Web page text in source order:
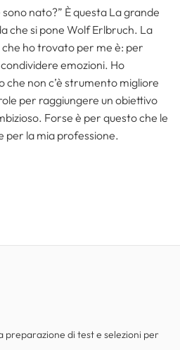
sono nato?” È questa La grande
che si pone Wolf Erlbruch. La
ho trovato per me è: per
emozioni. Ho
che non c’è strumento migliore
per raggiungere un obiettivo
Forse è per questo che le
per la mia professione.
preparazione di test e selezioni per